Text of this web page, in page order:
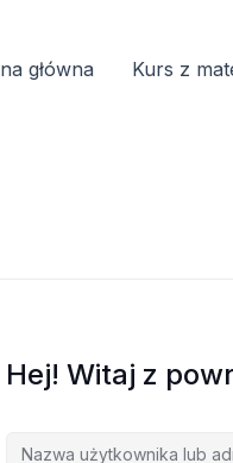
główna Kurs z
Hej! Witaj z